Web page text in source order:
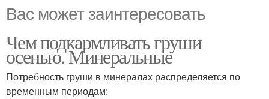
Вас может заинтересовать
Чем подкармливать груши
осенью. Минеральные
Потребность груши в минералах распределяется по
временным периодам: